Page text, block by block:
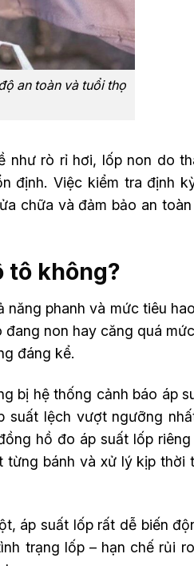
an toàn và tuổi thọ
như rò rỉ hơi, lốp non do
định. Việc kiểm tra định
chữa và đảm bảo an
tô không?
phanh và mức tiêu
non hay căng quá
đáng kể.
bị hệ thống cảnh báo áp
suất lệch vượt ngưỡng
hồ đo áp suất lốp riêng
từng bánh và xử lý kịp thời
áp suất lốp rất dễ biến
trạng lốp – hạn chế rủi